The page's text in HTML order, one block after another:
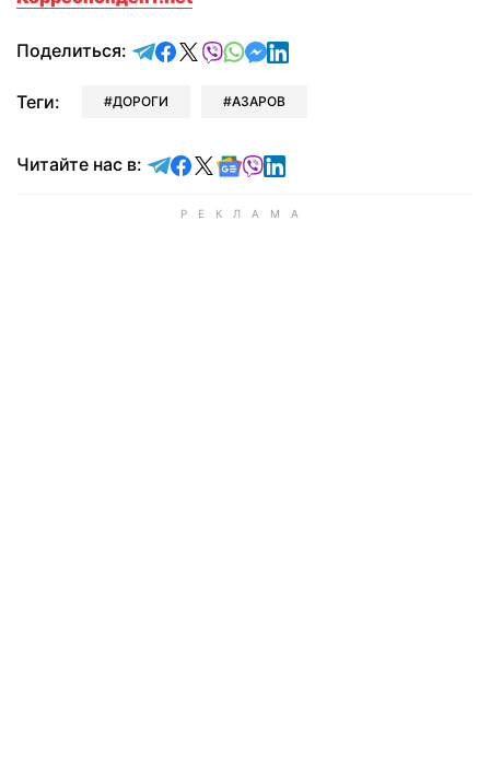
Поделиться: отправить в Telegram
поделиться в Facebook
поделиться в X
отправить в Viber
отправить в Whatsapp
отправить в Messenger
отправить в LinkedIn
Теги: ДОРОГИ АЗАРОВ
Читайте нас в: Читайте в Telegram
Читайте в Facebook
Читайте в X
Читайте в Google news
Читайте в Viber
Читайте в LinkedIn